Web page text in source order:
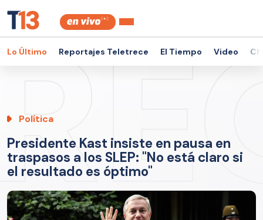
Lo Último Reportajes Teletrece El Tiempo Video
Política
Presidente Kast insiste en pausa en
traspasos a los SLEP: "No está claro si
el resultado es óptimo"